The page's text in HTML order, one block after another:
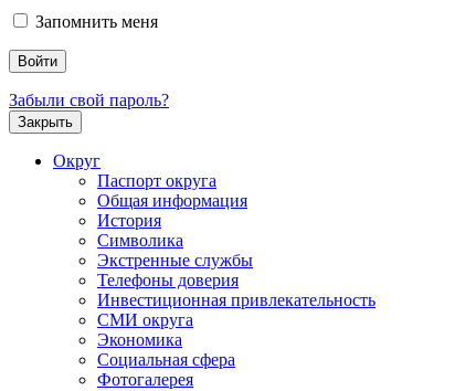
Запомнить меня
Забыли свой пароль?
Закрыть
Округ
Паспорт округа
Общая информация
История
Символика
Экстренные службы
Телефоны доверия
Инвестиционная привлекательность
СМИ округа
Экономика
Социальная сфера
Фотогалерея